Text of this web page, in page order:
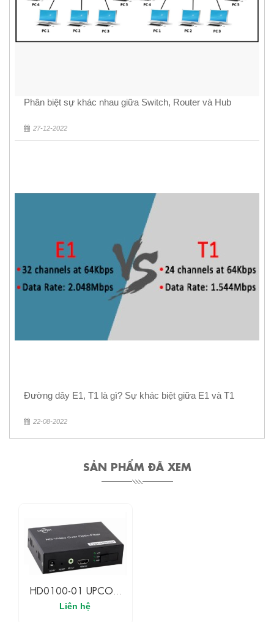
Phân biệt sự khác nhau giữa Switch, Router và Hub
27-12-2022
Đường dây E1, T1 là gì? Sự khác biệt giữa E1 và T1
22-08-2022
SẢN PHẨM ĐÃ XEM
HD0100-01 UPCOM
Bộ Chuyển Đổi HDMI
Sang Quang Với 1
Liên hệ